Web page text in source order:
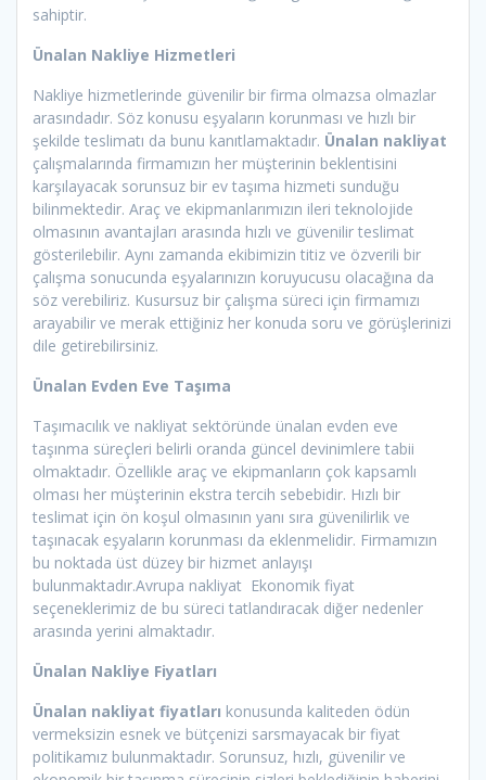
sahiptir.
Ünalan Nakliye Hizmetleri
Nakliye hizmetlerinde güvenilir bir firma olmazsa olmazlar
arasındadır. Söz konusu eşyaların korunması ve hızlı bir
şekilde teslimatı da bunu kanıtlamaktadır. Ünalan nakliyat
çalışmalarında firmamızın her müşterinin beklentisini
karşılayacak sorunsuz bir ev taşıma hizmeti sunduğu
bilinmektedir. Araç ve ekipmanlarımızın ileri teknolojide
olmasının avantajları arasında hızlı ve güvenilir teslimat
gösterilebilir. Aynı zamanda ekibimizin titiz ve özverili bir
çalışma sonucunda eşyalarınızın koruyucusu olacağına da
söz verebiliriz. Kusursuz bir çalışma süreci için firmamızı
arayabilir ve merak ettiğiniz her konuda soru ve görüşlerinizi
dile getirebilirsiniz.
Ünalan Evden Eve Taşıma
Taşımacılık ve nakliyat sektöründe ünalan evden eve
taşınma süreçleri belirli oranda güncel devinimlere tabii
olmaktadır. Özellikle araç ve ekipmanların çok kapsamlı
olması her müşterinin ekstra tercih sebebidir. Hızlı bir
teslimat için ön koşul olmasının yanı sıra güvenilirlik ve
taşınacak eşyaların korunması da eklenmelidir. Firmamızın
bu noktada üst düzey bir hizmet anlayışı
bulunmaktadır.Avrupa nakliyat Ekonomik fiyat
seçeneklerimiz de bu süreci tatlandıracak diğer nedenler
arasında yerini almaktadır.
Ünalan Nakliye Fiyatları
Ünalan nakliyat fiyatları konusunda kaliteden ödün
vermeksizin esnek ve bütçenizi sarsmayacak bir fiyat
politikamız bulunmaktadır. Sorunsuz, hızlı, güvenilir ve